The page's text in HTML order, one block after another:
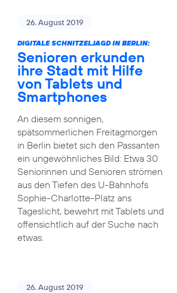
26. August 2019
DIGITALE SCHNITZELJAGD IN BERLIN:
Senioren erkunden
ihre Stadt mit Hilfe
von Tablets und
Smartphones
An diesem sonnigen,
spätsommerlichen Freitagmorgen
in Berlin bietet sich den Passanten
ein ungewöhnliches Bild: Etwa 30
Seniorinnen und Senioren strömen
aus den Tiefen des U-Bahnhofs
Sophie-Charlotte-Platz ans
Tageslicht, bewehrt mit Tablets und
offensichtlich auf der Suche nach
etwas.
26. August 2019